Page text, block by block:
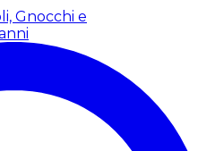
Gnocchi e